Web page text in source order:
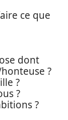
ce que
dont
?
?
?
?